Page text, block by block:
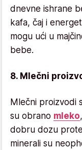
dnevne ishrane
kafa, čaj i
mogu ući u
bebe.
8. Mlečni
Mlečni proizvodi
su obrano mleko
dobru dozu
minerali su